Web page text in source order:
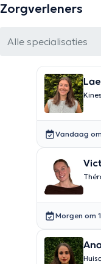
Zorgverleners
Alle specialisaties
Vandaag
Morgen om